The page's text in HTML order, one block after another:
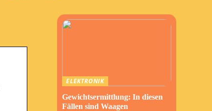
ELEKTRONIK
Gewichtsermittlung: In diesen
Fällen sind Waagen